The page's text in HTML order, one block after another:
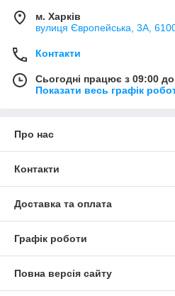
м. Харків
вулиця Європейська, 3А,
Контакти
Сьогодні працює з 09:00
Показати весь графік
Про нас
Контакти
Доставка та оплата
Графік роботи
Повна версія сайту